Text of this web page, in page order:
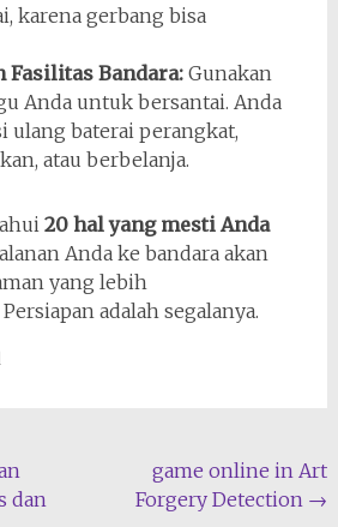
karena gerbang bisa
Fasilitas Bandara:Gunakan
Anda untuk bersantai. Anda
ulang baterai perangkat,
atau berbelanja.
20 hal yang mesti Anda
Anda ke bandara akan
yang lebih
adalah segalanya.
dan
game online in Art
Forgery Detection →